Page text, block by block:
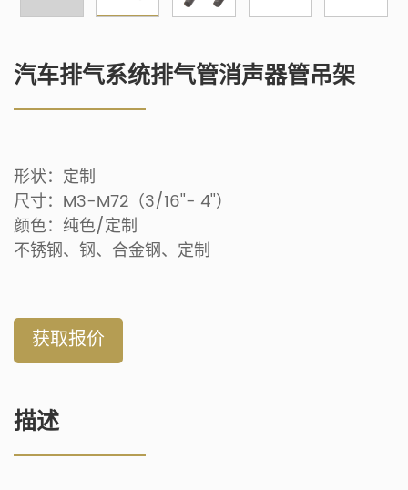
汽车排气系统排气管消声器管吊架
形状：定制
尺寸：M3-M72（3/16''- 4''）
颜色：纯色/定制
不锈钢、钢、合金钢、定制
获取报价
描述